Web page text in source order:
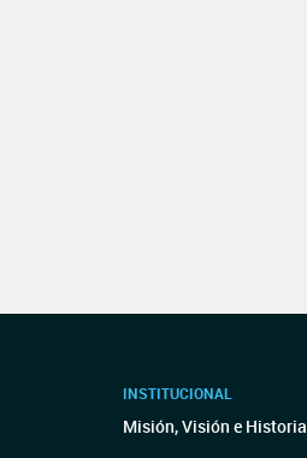
INSTITUCIONAL
Misión, Visión e Historia